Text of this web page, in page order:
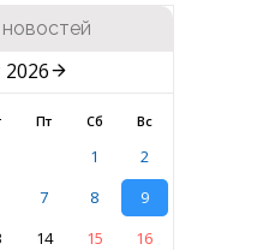
2026
Пт Сб Вс
1
2
7 8
9
14 15
16